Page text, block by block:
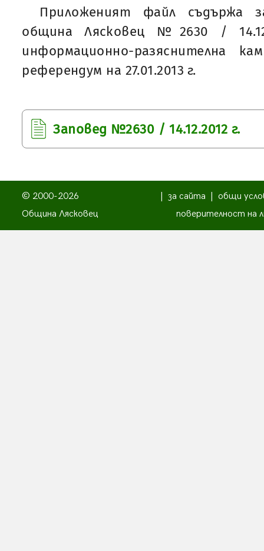
Приложеният файл съдържа
община Лясковец №2630 /
информационно-разяснителна
референдум на 27.01.2013 г.
Заповед №2630 / 14.12.2012 г.
© 2000-2026
Община Лясковец
за сайта
общи
поверителност на